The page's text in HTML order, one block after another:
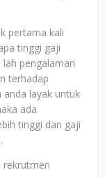
pertama kali
tinggi gaji
pengalaman
terhadap
layak untuk
ada
tinggi dan gaji
rekrutmen